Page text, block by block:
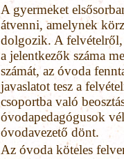
A gyermeket
átvenni, amelynek
dolgozik. A
a jelentkezők száma
számát, az óvoda
javaslatot tesz a
csoportba való
óvodapedagógusok
óvodavezető dönt.
Az óvoda köteles